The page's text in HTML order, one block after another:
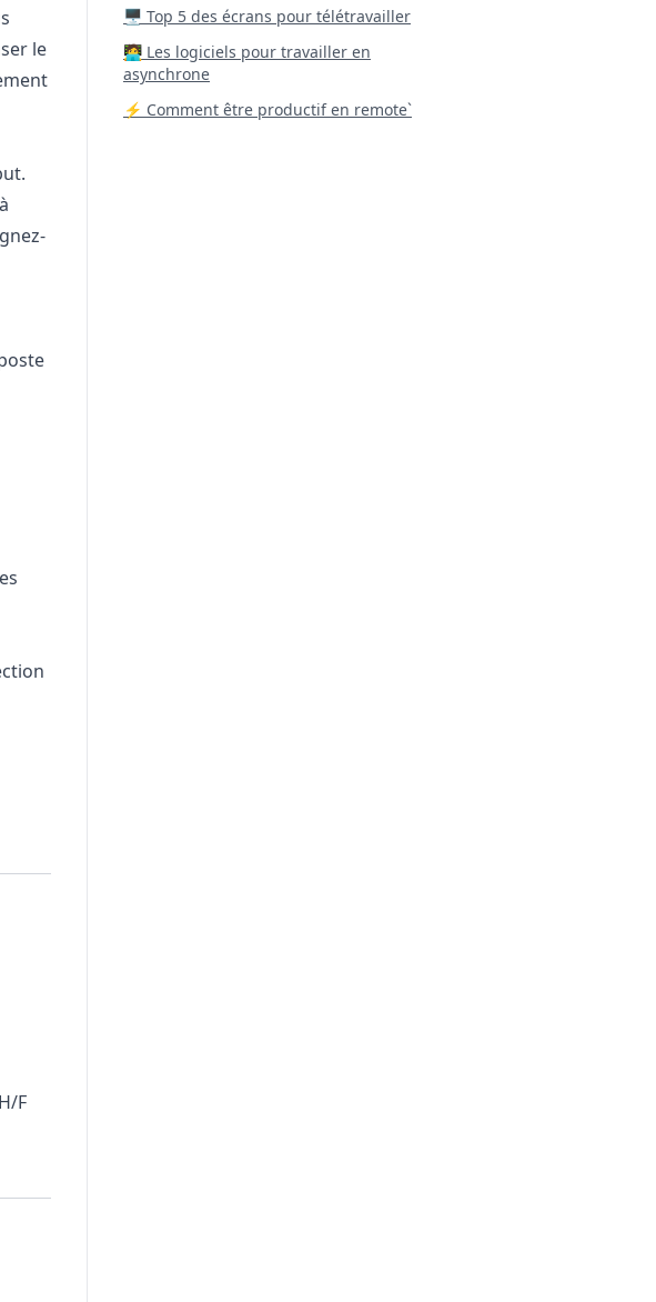
le
F
🖥️ Top 5 des écrans pour télétravailler
‍🧑‍💻 Les logiciels pour travailler en
asynchrone
⚡ Comment être productif en remote`